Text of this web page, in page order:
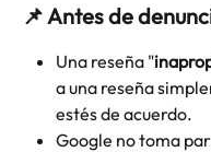
📌 Antes de
Una reseña "
a una reseña
estés de acuerdo.
Google no toma